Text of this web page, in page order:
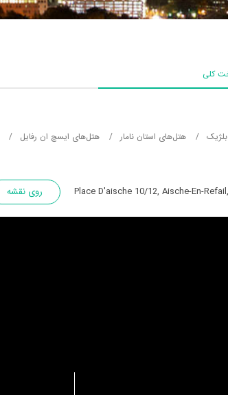
کلی
هتل‌های استان نامار هتل‌های ایسچ ان رفایل
Place D'aische 10/12, Aische-En- روی نقشه